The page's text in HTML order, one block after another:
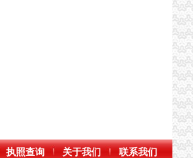
执照查询 关于我们 联系我们